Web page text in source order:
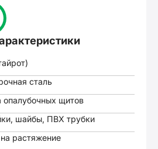
сталь
опалубочных щитов
шайбы, ПВХ трубки
растяжение